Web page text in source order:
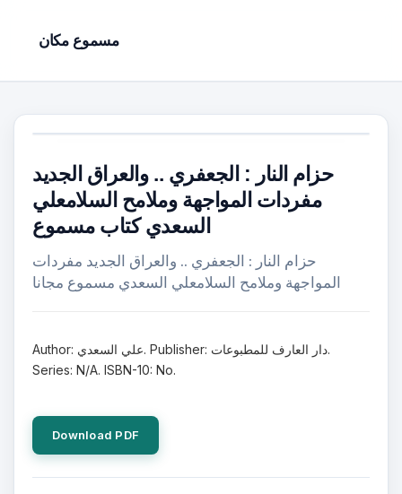
مسموع مكان
حزام النار : الجعفري .. والعراق الجديد
مفردات المواجهة وملامح السلامعلي
السعدي كتاب مسموع
حزام النار : الجعفري .. والعراق الجديد مفردات
المواجهة وملامح السلامعلي السعدي مسموع مجانا
Author: علي السعدي. Publisher: دار العارف للمطبوعات.
Series: N/A. ISBN-10: No.
Download PDF